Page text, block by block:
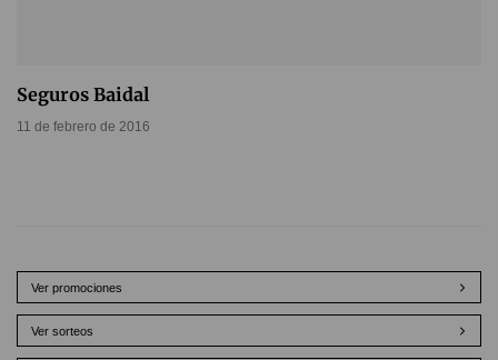
Seguros Baidal
11 de febrero de 2016
Ver promociones
Ver sorteos